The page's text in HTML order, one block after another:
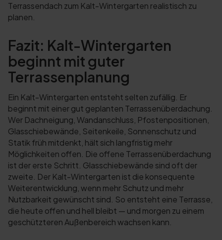
Terrassendach zum Kalt-Wintergarten realistisch zu
planen.
Fazit: Kalt-Wintergarten
beginnt mit guter
Terrassenplanung
Ein Kalt-Wintergarten entsteht selten zufällig. Er
beginnt mit einer gut geplanten Terrassenüberdachung.
Wer Dachneigung, Wandanschluss, Pfostenpositionen,
Glasschiebewände, Seitenkeile, Sonnenschutz und
Statik früh mitdenkt, hält sich langfristig mehr
Möglichkeiten offen. Die offene Terrassenüberdachung
ist der erste Schritt. Glasschiebewände sind oft der
zweite. Der Kalt-Wintergarten ist die konsequente
Weiterentwicklung, wenn mehr Schutz und mehr
Nutzbarkeit gewünscht sind. So entsteht eine Terrasse,
die heute offen und hell bleibt — und morgen zu einem
geschützteren Außenbereich wachsen kann.